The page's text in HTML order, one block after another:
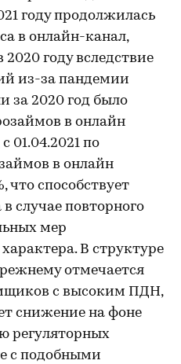
году продолжилась
в онлайн-канал,
году вследствие
из-за пандемии
за 2020 год было
в онлайн
01.04.2021 по
в онлайн
что способствует
случае повторного
мер
В структуре
отмечается
с высоким ПДН,
снижение на фоне
регуляторных
с подобными